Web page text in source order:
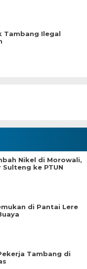
Tambang Ilegal
Nikel di Morowali,
ke PTUN
di Pantai Lere
Tambang di